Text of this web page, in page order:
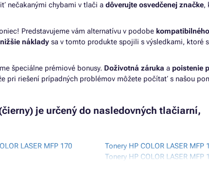
nečakanými chybami v tlači a dôverujte osvedčenej značke,
Predstavujeme vám alternatívu v podobe
nižšie náklady sa v tomto produkte spojili s výsledkami, ktoré
špeciálne prémiové bonusy. Doživotná záruka a poistenie
pri riešení prípadných problémov môžete počítať s našou
je určený do nasledovných tlačiarní,
LASER MFP 170
Tonery HP COLOR LASER MFP
Tonery HP COLOR LASER MFP